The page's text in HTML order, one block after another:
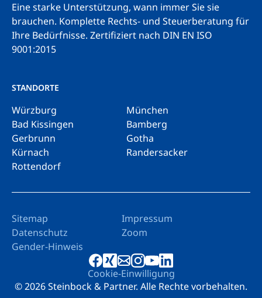
Eine starke Unterstützung, wann immer Sie sie
brauchen. Komplette Rechts- und Steuerberatung für
Ihre Bedürfnisse. Zertifiziert nach DIN EN ISO
9001:2015
STANDORTE
Würzburg
München
Bad Kissingen
Bamberg
Gerbrunn
Gotha
Kürnach
Randersacker
Rottendorf
Sitemap
Impressum
Datenschutz
Zoom
Gender-Hinweis
© 2026 Steinbock & Partner. Alle Rechte vorbehalten.
Cookie-Einwilligung